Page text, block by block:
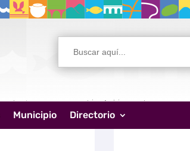
Buscar:
Municipio Directorio